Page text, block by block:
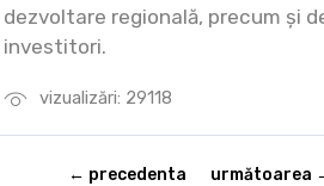
vizualizări: 29118
dezvoltare regională, precum și
investitori.
← precedenta următoarea